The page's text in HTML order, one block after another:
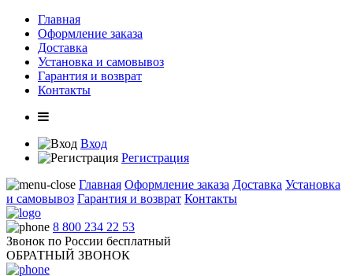
Главная
Оформление заказа
Доставка
Установка и самовывоз
Гарантия и возврат
Контакты
Вход
Регистрация
Главная Оформление заказа Доставка Установка
и самовывоз Гарантия и возврат Контакты
8 800 234 22 53
Звонок по России бесплатный
ОБРАТНЫЙ ЗВОНОК